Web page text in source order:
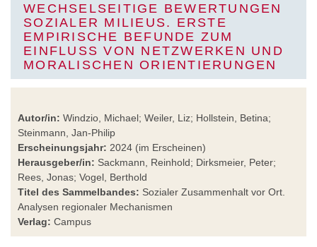
WECHSELSEITIGE BEWERTUNGEN
SOZIALER MILIEUS. ERSTE
EMPIRISCHE BEFUNDE ZUM
EINFLUSS VON NETZWERKEN UND
MORALISCHEN ORIENTIERUNGEN
Autor/in: Windzio, Michael; Weiler, Liz; Hollstein, Betina;
Steinmann, Jan-Philip
Erscheinungsjahr: 2024 (im Erscheinen)
Herausgeber/in: Sackmann, Reinhold; Dirksmeier, Peter;
Rees, Jonas; Vogel, Berthold
Titel des Sammelbandes: Sozialer Zusammenhalt vor Ort.
Analysen regionaler Mechanismen
Verlag: Campus